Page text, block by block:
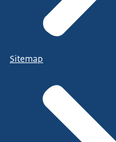
Sitemap